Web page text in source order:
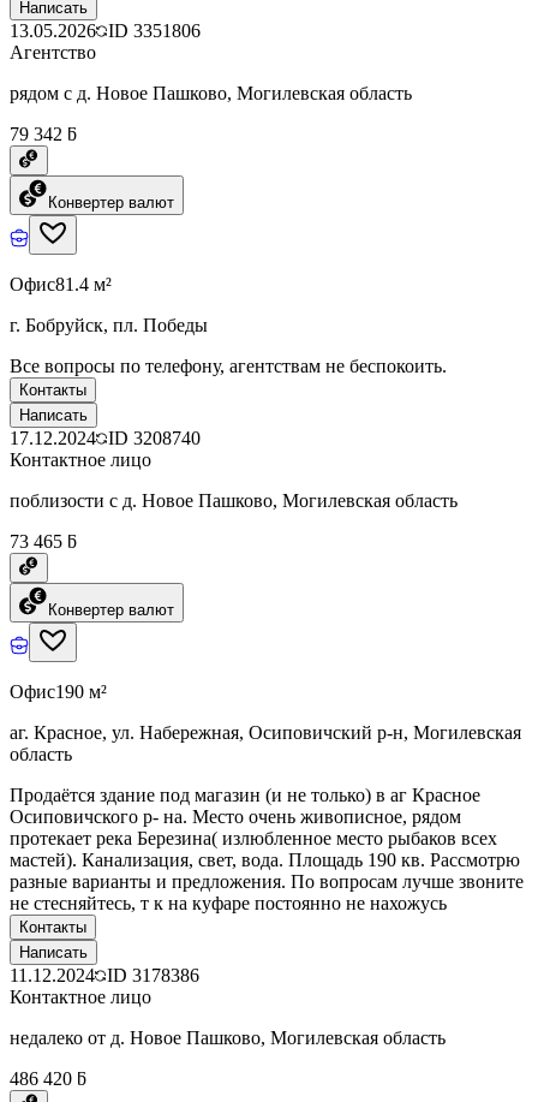
Написать
13.05.2026 ID 3351806
Агентство
рядом с д. Новое Пашково, Могилевская область
79 342 ƃ
Конвертер валют
Офис81.4 м²
г. Бобруйск, пл. Победы
Все вопросы по телефону, агентствам не беспокоить.
Контакты
Написать
17.12.2024 ID 3208740
Контактное лицо
поблизости с д. Новое Пашково, Могилевская область
73 465 ƃ
Конвертер валют
Офис190 м²
аг. Красное, ул. Набережная, Осиповичский р-н, Могилевская
область
Продаётся здание под магазин (и не только) в аг Красное
Осиповичского р- на. Место очень живописное, рядом
протекает река Березина( излюбленное место рыбаков всех
мастей). Канализация, свет, вода. Площадь 190 кв. Рассмотрю
разные варианты и предложения. По вопросам лучше звоните
не стесняйтесь, т к на куфаре постоянно не нахожусь
Контакты
Написать
11.12.2024 ID 3178386
Контактное лицо
недалеко от д. Новое Пашково, Могилевская область
486 420 ƃ